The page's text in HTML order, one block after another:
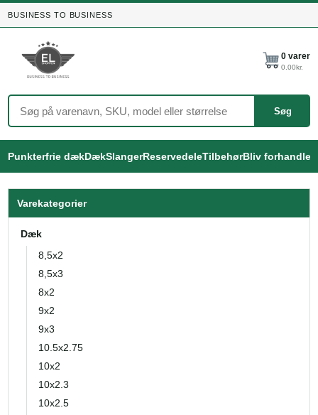
BUSINESS TO BUSINESS
Søg
0 varer
0.00kr.
Punkterfrie dækDækSlangerReservedeleTilbehørBliv
Varekategorier
Dæk
8,5x2
8,5x3
8x2
9x2
9x3
10.5x2.75
10x2
10x2.3
10x2.5